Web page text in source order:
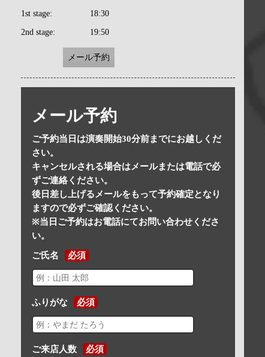
1st stage: 18:30
2nd stage: 19:50
メール予約
メール予約
ご予約当日は演奏開始30分前までにお越しくだ
さい。
キャンセルされる場合はメールまたは電話で必
ずご連絡ください。
後日差し上げるメールをもって予約確定となり
ますので必ずご確認ください。
※当日ご予約はお電話にてお問い合わせくださ
い。
ご氏名 必須
ふりがな 必須
ご来店人数 必須